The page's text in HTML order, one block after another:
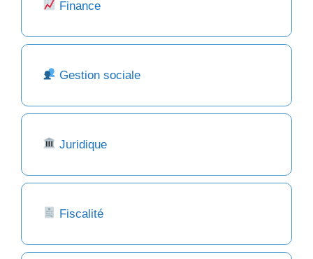
Finance
Gestion sociale
Juridique
Fiscalité